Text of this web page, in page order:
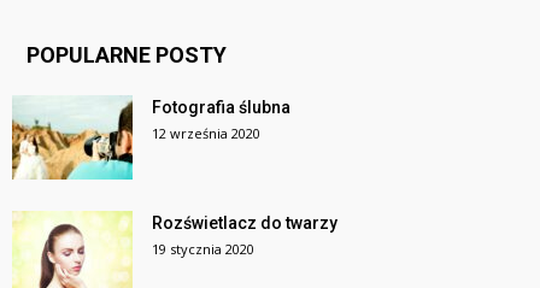
POPULARNE POSTY
Fotografia ślubna
12 września 2020
Rozświetlacz do twarzy
19 stycznia 2020